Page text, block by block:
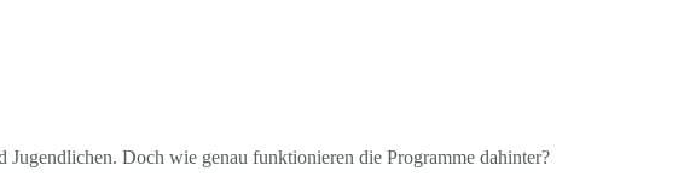
Doch wie genau funktionieren die Programme dahinter?